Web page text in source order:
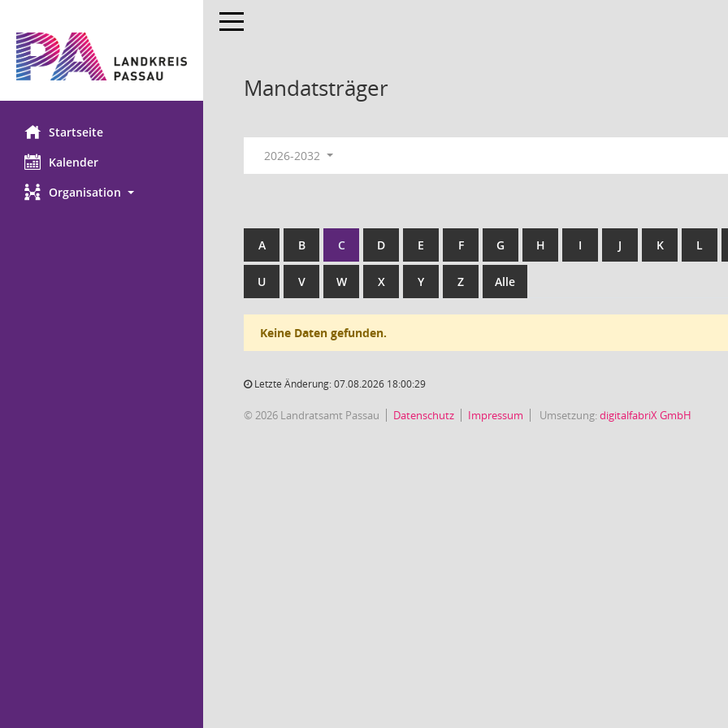
Startseite
Kalender
Organisation
Toggle navigation
Mandatsträger
2026-2032
A B C D E F G H I J K L
U V W X Y Z Alle
Keine Daten gefunden.
Letzte Änderung: 07.08.2026 18:00:29
© 2026 Landratsamt Passau Datenschutz Impressum Umsetzung:digitalfabriX GmbH